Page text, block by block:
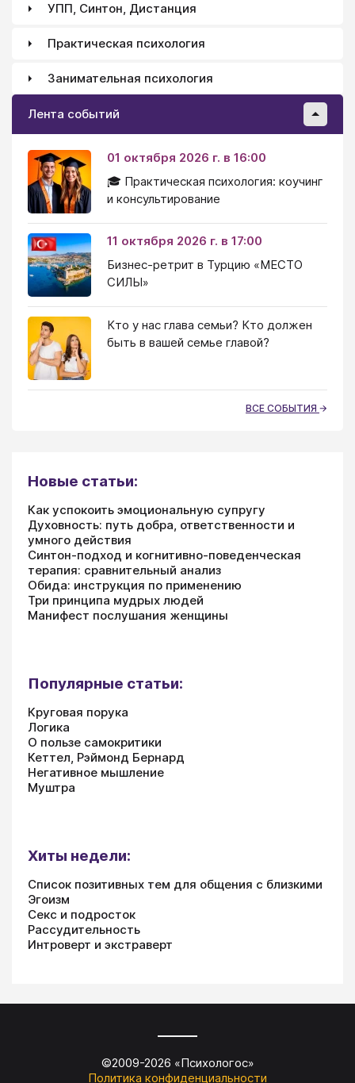
УПП, Синтон, Дистанция
Практическая психология
Занимательная психология
Лента событий
01 октября 2026 г. в 16:00
🎓 Практическая психология: коучинг
и консультирование
11 октября 2026 г. в 17:00
Бизнес-ретрит в Турцию «МЕСТО
СИЛЫ»
Кто у нас глава семьи? Кто должен
быть в вашей семье главой?
ВСЕ СОБЫТИЯ
Новые статьи:
Как успокоить эмоциональную супругу
Духовность: путь добра, ответственности и
умного действия
Синтон-подход и когнитивно-поведенческая
терапия: сравнительный анализ
Обида: инструкция по применению
Три принципа мудрых людей
Манифест послушания женщины
Популярные статьи:
Круговая порука
Логика
О пользе самокритики
Кеттел, Рэймонд Бернард
Негативное мышление
Муштра
Хиты недели:
Список позитивных тем для общения с близкими
Эгоизм
Секс и подросток
Рассудительность
Интроверт и экстраверт
©2009-2026 «Психологос»
Политика конфиденциальности